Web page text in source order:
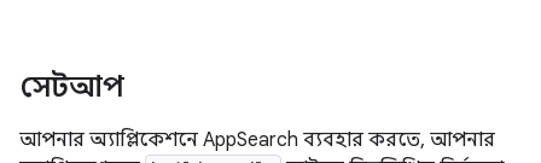
সেটআপ
আপনার অ্যাপ্লিকেশনে AppSearch ব্যবহার করতে, আপনার